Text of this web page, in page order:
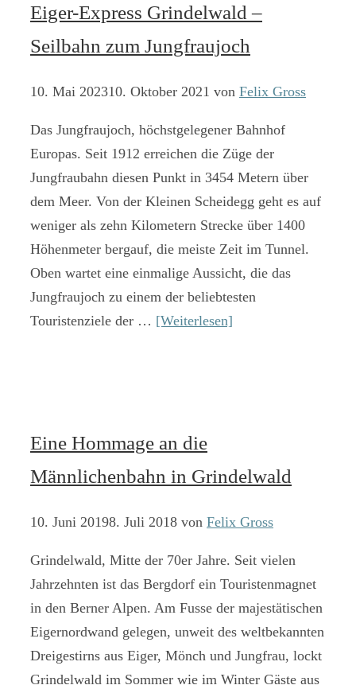
Eiger-Express Grindelwald –
Seilbahn zum Jungfraujoch
10. Mai 202310. Oktober 2021 von Felix Gross
Das Jungfraujoch, höchstgelegener Bahnhof
Europas. Seit 1912 erreichen die Züge der
Jungfraubahn diesen Punkt in 3454 Metern über
dem Meer. Von der Kleinen Scheidegg geht es auf
weniger als zehn Kilometern Strecke über 1400
Höhenmeter bergauf, die meiste Zeit im Tunnel.
Oben wartet eine einmalige Aussicht, die das
Jungfraujoch zu einem der beliebtesten
Touristenziele der … [Weiterlesen]
Eine Hommage an die
Männlichenbahn in Grindelwald
10. Juni 20198. Juli 2018 von Felix Gross
Grindelwald, Mitte der 70er Jahre. Seit vielen
Jahrzehnten ist das Bergdorf ein Touristenmagnet
in den Berner Alpen. Am Fusse der majestätischen
Eigernordwand gelegen, unweit des weltbekannten
Dreigestirns aus Eiger, Mönch und Jungfrau, lockt
Grindelwald im Sommer wie im Winter Gäste aus